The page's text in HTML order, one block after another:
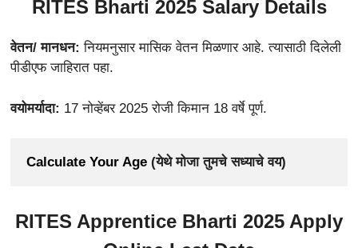
RITES Bharti 2025 Salary Details
वेतन/ मानधन: नियमनुसार मासिक वेतन मिळणार आहे. त्यासाठी दिलेली
पीडीएफ जाहिरात पहा.
वयोमर्यादा: 17 नोव्हेंबर 2025 रोजी किमान 18 वर्षे पूर्ण.
Calculate Your Age (येथे मोजा तुमचे सध्याचे वय)
RITES Apprentice Bharti 2025 Apply